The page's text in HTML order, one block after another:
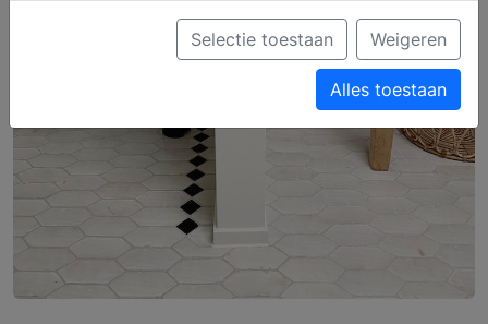
Selectie toestaan Weigeren
Alles toestaan